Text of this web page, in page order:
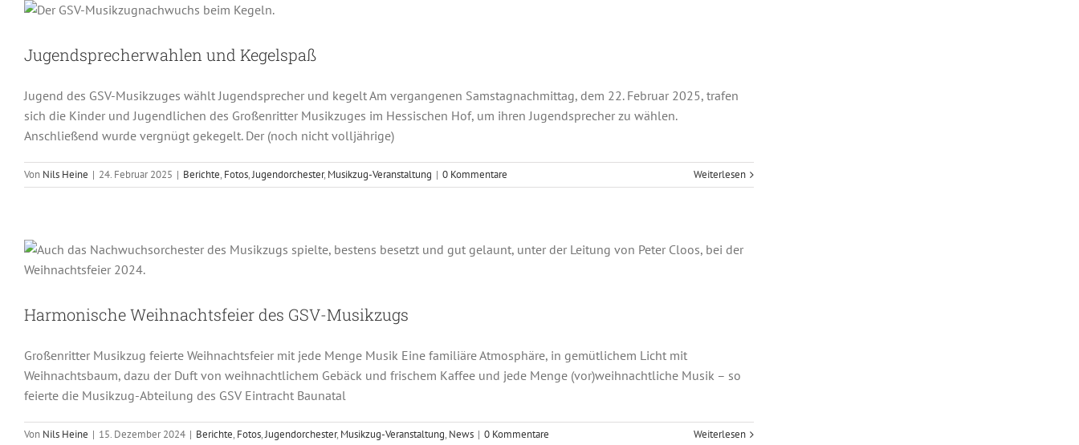
Jugendsprecherwahlen und Kegelspaß
Jugend des GSV-Musikzuges wählt Jugendsprecher und kegelt Am vergangenen Samstagnachmittag, dem 22. Februar 2025, trafen
sich die Kinder und Jugendlichen des Großenritter Musikzuges im Hessischen Hof, um ihren Jugendsprecher zu wählen.
Anschließend wurde vergnügt gekegelt. Der (noch nicht volljährige)
Von Nils Heine | 24. Februar 2025 | Berichte, Fotos,Jugendorchester, Musikzug-Veranstaltung | 0 Kommentare Weiterlesen
Harmonische Weihnachtsfeier des GSV-Musikzugs
Großenritter Musikzug feierte Weihnachtsfeier mit jede Menge Musik Eine familiäre Atmosphäre, in gemütlichem Licht mit
Weihnachtsbaum, dazu der Duft von weihnachtlichem Gebäck und frischem Kaffee und jede Menge (vor)weihnachtliche Musik – so
feierte die Musikzug-Abteilung des GSV Eintracht Baunatal
Von Nils Heine | 15. Dezember 2024 | Berichte, Fotos,Jugendorchester, Musikzug-Veranstaltung, News | 0 Kommentare Weiterlesen